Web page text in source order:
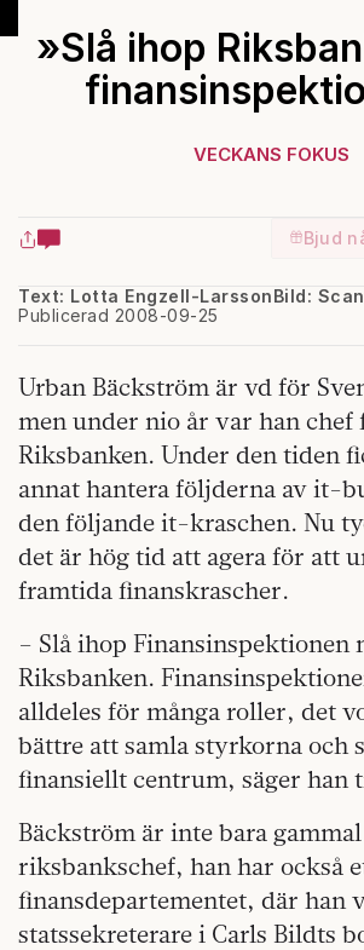
»Slå ihop
VECKANS FOKUS
Bjud
Text: Lotta Engzell-Larsson
Publicerad 2008-09-25
Bild:
Urban Bäckström är vd för
men under nio år var han chef
Riksbanken. Under den tiden
annat hantera följderna av it-
den följande it-kraschen. Nu
det är hög tid att agera för att
framtida finanskrascher.
– Slå ihop Finansinspektionen
Riksbanken.
alldeles för många roller, det
bättre att samla styrkorna och
finansiellt centrum, säger han
Bäckström är inte bara gammal
riksbankschef, han har också
finansdepartementet, där han
statssekreterare i Carls Bildts